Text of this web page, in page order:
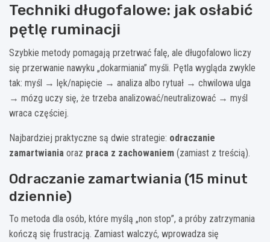
Techniki długofalowe: jak osłabić
pętlę ruminacji
Szybkie metody pomagają przetrwać falę, ale długofalowo liczy
się przerwanie nawyku „dokarmiania” myśli. Pętla wygląda zwykle
tak: myśl → lęk/napięcie → analiza albo rytuał → chwilowa ulga
→ mózg uczy się, że trzeba analizować/neutralizować → myśl
wraca częściej.
Najbardziej praktyczne są dwie strategie: odraczanie
zamartwiania oraz praca z zachowaniem (zamiast z treścią).
Odraczanie zamartwiania (15 minut
dziennie)
To metoda dla osób, które myślą „non stop”, a próby zatrzymania
kończą się frustracją. Zamiast walczyć, wprowadza się